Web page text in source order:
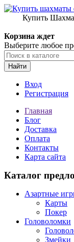
Купить
Корзина ждет
Выберите любое
Найти
Вход
Регистрация
Главная
Блог
Доставка
Оплата
Контакты
Карта сайта
Каталог
Азартные
Карты
Покер
Головоломки
Змейки